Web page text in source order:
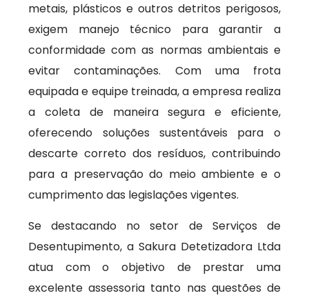
metais, plásticos e outros detritos perigosos,
exigem manejo técnico para garantir a
conformidade com as normas ambientais e
evitar contaminações. Com uma frota
equipada e equipe treinada, a empresa realiza
a coleta de maneira segura e eficiente,
oferecendo soluções sustentáveis para o
descarte correto dos resíduos, contribuindo
para a preservação do meio ambiente e o
cumprimento das legislações vigentes.
Se destacando no setor de Serviços de
Desentupimento, a Sakura Detetizadora Ltda
atua com o objetivo de prestar uma
excelente assessoria tanto nas questões de